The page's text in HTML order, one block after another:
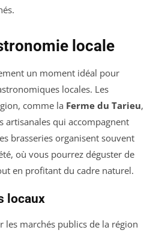
locale
un moment idéal pour
locales. Les
comme la Ferme du Tarieu,
artisanales qui accompagnent
brasseries organisent souvent
où vous pourrez déguster de
en profitant du cadre naturel.
locaux
les marchés publics de la région